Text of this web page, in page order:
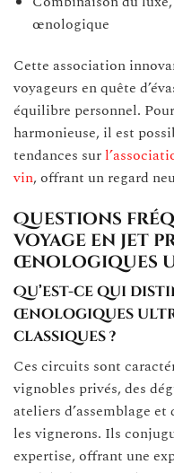
œnologique
Cette association
voyageurs en quête
équilibre personnel.
harmonieuse, il est
tendances sur
vin, offrant un regard
Questions
voyage en jet
œnologiques
Qu’est-ce qui
œnologiques
classiques ?
Ces circuits sont
vignobles privés, des
ateliers d’assemblage
les vignerons. Ils
expertise, offrant une